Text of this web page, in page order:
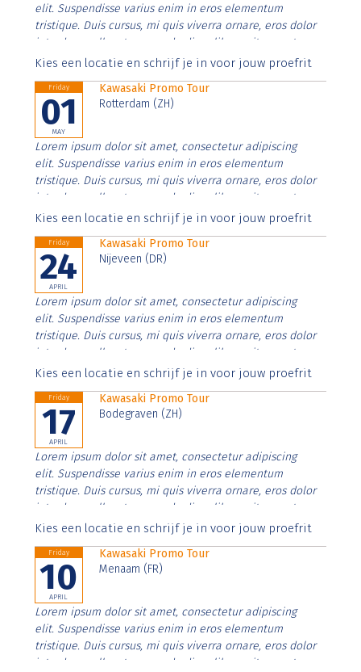
elit. Suspendisse varius enim in eros elementum
tristique. Duis cursus, mi quis viverra ornare, eros dolor
interdum nulla, ut commodo diam libero vitae erat.
Aenean faucibus nibh et justo cursus id rutrum lorem
Kies een locatie en schrijf je in voor jouw proefrit
Friday
01
MAY
Kawasaki Promo Tour
Rotterdam (ZH)
Lorem ipsum dolor sit amet, consectetur adipiscing
elit. Suspendisse varius enim in eros elementum
tristique. Duis cursus, mi quis viverra ornare, eros dolor
interdum nulla, ut commodo diam libero vitae erat.
Aenean faucibus nibh et justo cursus id rutrum lorem
Kies een locatie en schrijf je in voor jouw proefrit
Friday
24
APRIL
Kawasaki Promo Tour
Nijeveen (DR)
Lorem ipsum dolor sit amet, consectetur adipiscing
elit. Suspendisse varius enim in eros elementum
tristique. Duis cursus, mi quis viverra ornare, eros dolor
interdum nulla, ut commodo diam libero vitae erat.
Aenean faucibus nibh et justo cursus id rutrum lorem
Kies een locatie en schrijf je in voor jouw proefrit
Friday
17
APRIL
Kawasaki Promo Tour
Bodegraven (ZH)
Lorem ipsum dolor sit amet, consectetur adipiscing
elit. Suspendisse varius enim in eros elementum
tristique. Duis cursus, mi quis viverra ornare, eros dolor
interdum nulla, ut commodo diam libero vitae erat.
Aenean faucibus nibh et justo cursus id rutrum lorem
Kies een locatie en schrijf je in voor jouw proefrit
Friday
10
APRIL
Kawasaki Promo Tour
Menaam (FR)
Lorem ipsum dolor sit amet, consectetur adipiscing
elit. Suspendisse varius enim in eros elementum
tristique. Duis cursus, mi quis viverra ornare, eros dolor
interdum nulla, ut commodo diam libero vitae erat.